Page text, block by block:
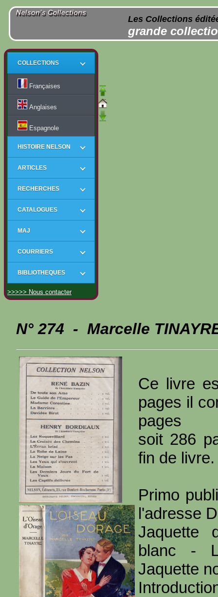
Les Collections
grande
COLLECTIONS
Françaises
Anglaises
Espagnole
HISTOIRE NELSON
ARTICLES
RECHERCHES
CATALOGUES
MAJ
COURRIERS
BIBLIOTHEQUES
>>>>> Nous contacter
N° 274 - Marcelle
Ce livre
pages il
pages
soit 286
fin de livre.
Primo
l'adresse
Jaquette
blanc -
Jaquette